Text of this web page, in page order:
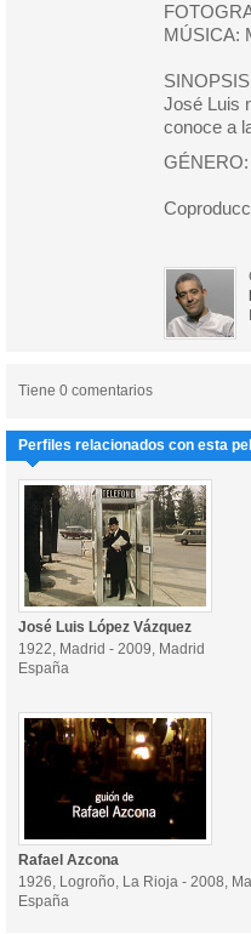
MÚSICA:
José Luis
conoce a
Tiene 0 comentarios
Perfiles relacionados con esta
José Luis López Vázquez
1922, Madrid - 2009, Madrid
España
Rafael Azcona
1926, Logroño, La Rioja - 2008,
España